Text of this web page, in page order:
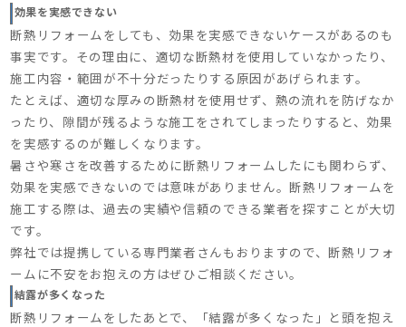
効果を実感できない
断熱リフォームをしても、効果を実感できないケースがあるのも
事実です。その理由に、適切な断熱材を使用していなかったり、
施工内容・範囲が不十分だったりする原因があげられます。
たとえば、適切な厚みの断熱材を使用せず、熱の流れを防げなか
ったり、隙間が残るような施工をされてしまったりすると、効果
を実感するのが難しくなります。
暑さや寒さを改善するために断熱リフォームしたにも関わらず、
効果を実感できないのでは意味がありません。断熱リフォームを
施工する際は、過去の実績や信頼のできる業者を探すことが大切
です。
弊社では提携している専門業者さんもおりますので、断熱リフォ
ームに不安をお抱えの方はぜひご相談ください。
結露が多くなった
断熱リフォームをしたあとで、「結露が多くなった」と頭を抱え